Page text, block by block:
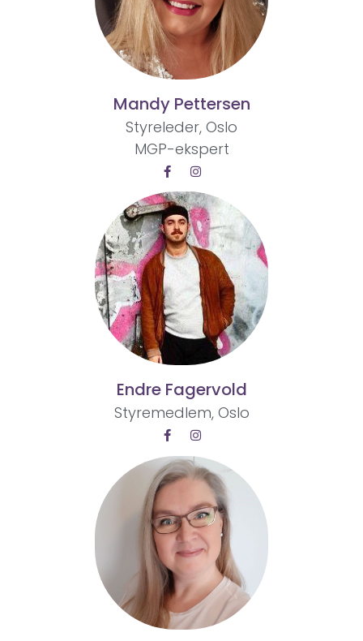
Mandy Pettersen
Styreleder, Oslo
MGP-ekspert
Endre Fagervold
Styremedlem, Oslo